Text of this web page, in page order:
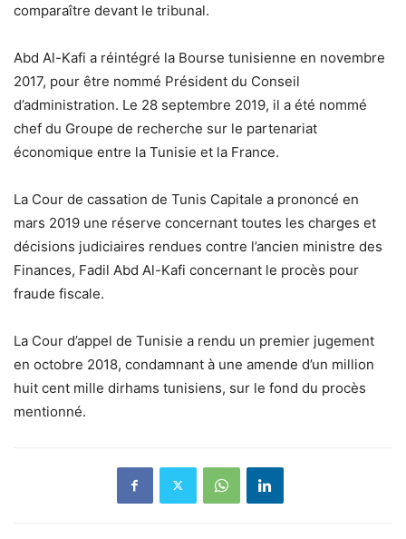
comparaître devant le tribunal.
Abd Al-Kafi a réintégré la Bourse tunisienne en novembre
2017, pour être nommé Président du Conseil
d’administration. Le 28 septembre 2019, il a été nommé
chef du Groupe de recherche sur le partenariat
économique entre la Tunisie et la France.
La Cour de cassation de Tunis Capitale a prononcé en
mars 2019 une réserve concernant toutes les charges et
décisions judiciaires rendues contre l’ancien ministre des
Finances, Fadil Abd Al-Kafi concernant le procès pour
fraude fiscale.
La Cour d’appel de Tunisie a rendu un premier jugement
en octobre 2018, condamnant à une amende d’un million
huit cent mille dirhams tunisiens, sur le fond du procès
mentionné.